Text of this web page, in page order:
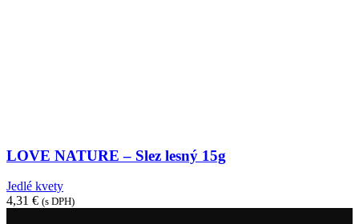
LOVE NATURE – Slez lesný 15g
Jedlé kvety
4,31 € (s DPH)